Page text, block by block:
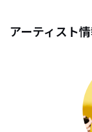
アーティスト